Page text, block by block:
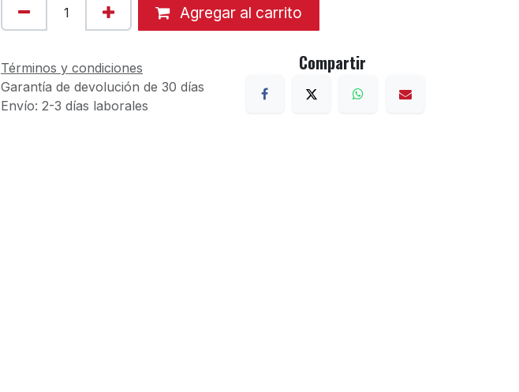
Agregar al carrito
Términos y condiciones
Garantía de devolución de 30 días
Envío: 2-3 días laborales
Compartir